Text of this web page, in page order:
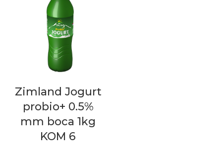
Zimland Jogurt
probio+ 0.5%
mm boca 1kg
KOM 6